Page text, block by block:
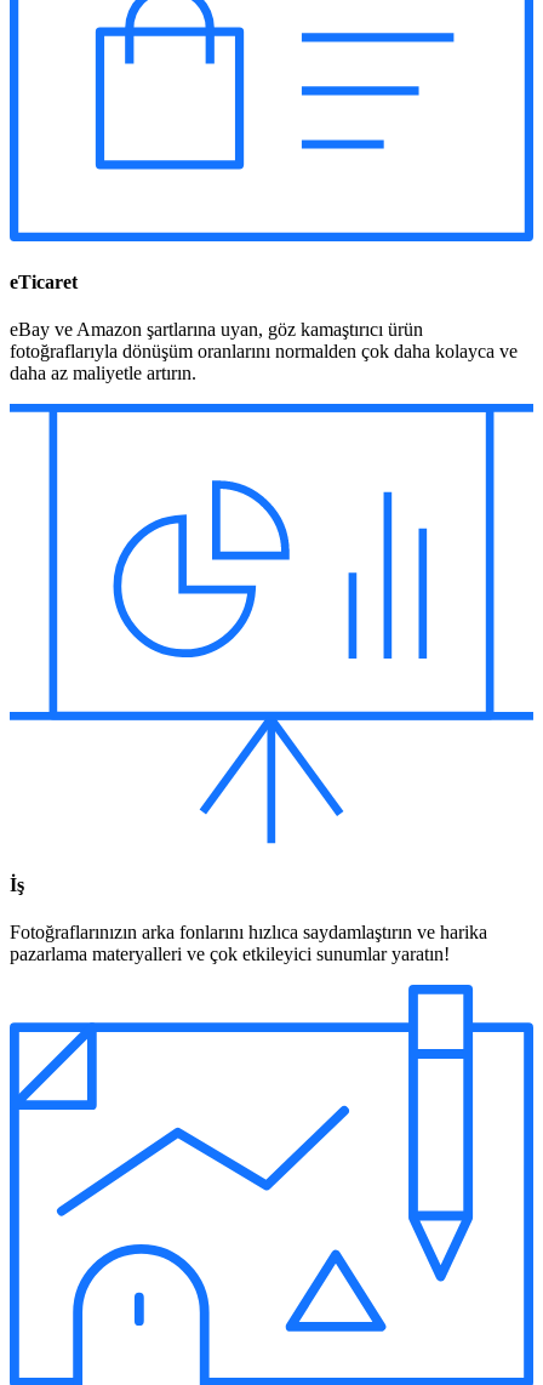
eTicaret
eBay ve Amazon şartlarına uyan, göz kamaştırıcı ürün
fotoğraflarıyla dönüşüm oranlarını normalden çok daha kolayca ve
daha az maliyetle artırın.
İş
Fotoğraflarınızın arka fonlarını hızlıca saydamlaştırın ve harika
pazarlama materyalleri ve çok etkileyici sunumlar yaratın!